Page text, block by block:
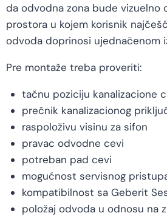
da odvodna zona bude vizuelno
prostora u kojem korisnik
odvoda doprinosi ujednačenom
Pre montaže treba proveriti:
tačnu poziciju kanalizacione
prečnik kanalizacionog
raspoloživu visinu za sifon
pravac odvodne cevi
potreban pad cevi
mogućnost servisnog
kompatibilnost sa Geberit
položaj odvoda u odnosu na